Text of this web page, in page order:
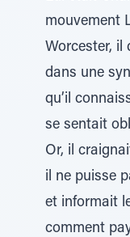
mouvement
Worcester, il
dans une
qu’il
se sentait
Or, il
il ne puisse
et informait
comment